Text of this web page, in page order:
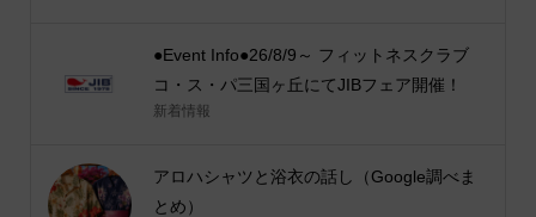
●Event Info●26/8/9～ フィットネスクラブ
コ・ス・パ三国ヶ丘にてJIBフェア開催！
新着情報
アロハシャツと浴衣の話し（Google調べま
とめ）